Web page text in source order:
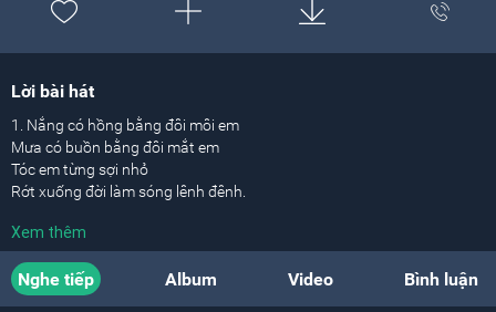
Lời bài hát
1. Nắng có hồng bằng đôi môi em
Mưa có buồn bằng đôi mắt em
Tóc em từng sợi nhỏ
Rớt xuống đời làm sóng lênh đênh.
Gió sẽ mừng vì tóc em bay
Vai em gầy guộc nhỏ
Xem thêm
Nghe tiếp Album Video Bình luận